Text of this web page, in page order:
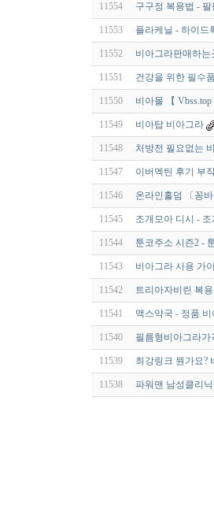
11554 구구정 복용법 -
11553 플라케닐 - 하이드
11552 비아그라판매하는
11551 건강을 위한 필수
11550 비아몰 【 Vbss.top
11549 비아탑 비아그라
11548 처방전 필요없는
11547 이버멕틴 후기 부
11546 온라인홀덤 〔꽁
11545 조개모아 디시 -
11544 툰코주소 시즌2 -
11543 비아그라 사용 가
11542 트리아자비린 복
11541 맥스약국 - 정품
11540 필름형비아그라가
11539 최강링크 뭔가요?
11538 파워맨 남성클리닉